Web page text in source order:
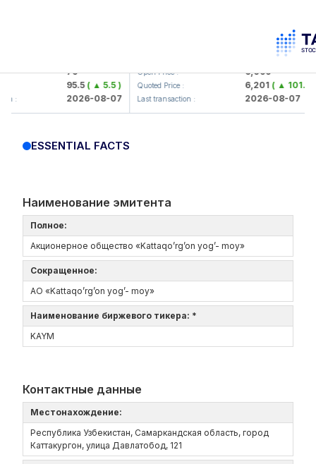
79
( ▲ 5.5 )
2026-08-07
Open Price : 6,099
Quoted Price : 6,201( ▲ 101.04 )
Last transaction : 2026-08-07
ESSENTIAL FACTS
Наименование эмитента
Полное:
Акционерное общество «Kattaqo’rg’on yog’- moy»
Сокращенное:
АО «Kattaqo’rg’on yog’- moy»
Наименование биржевого тикера: *
KAYM
Контактные данные
Местонахождение:
Республика Узбекистан, Самаркандская область, город
Каттакургон, улица Давлатобод, 121